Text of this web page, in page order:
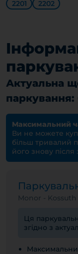
2201
2202
Актуальна
Максимальний
Ви не можете
більш тривалий
його знову після
Monor - Kossuth
Ця
згідно з